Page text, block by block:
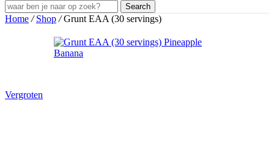
Search
Home / Shop / Grunt EAA (30 servings)
Vergroten